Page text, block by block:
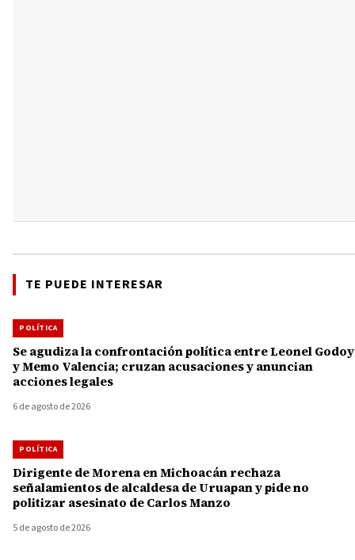
TE PUEDE INTERESAR
POLÍTICA
Se agudiza la confrontación política entre Leonel Godoy
y Memo Valencia; cruzan acusaciones y anuncian
acciones legales
6 de agosto de 2026
POLÍTICA
Dirigente de Morena en Michoacán rechaza
señalamientos de alcaldesa de Uruapan y pide no
politizar asesinato de Carlos Manzo
5 de agosto de 2026